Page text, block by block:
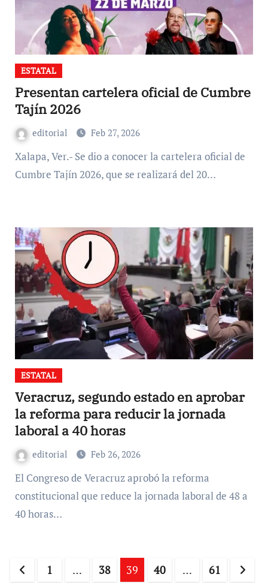
ESTATAL
Presentan cartelera oficial de Cumbre
Tajín 2026
editorial Feb 27, 2026
Xalapa, Ver.- Se dio a conocer la cartelera oficial de
Cumbre Tajín 2026, que se realizará del 20…
ESTATAL
Veracruz, segundo estado en aprobar
la reforma para reducir la jornada
laboral a 40 horas
editorial Feb 26, 2026
El Congreso de Veracruz aprobó la reforma
constitucional que reduce la jornada laboral de 48 a
40 horas…
Paginación
1 … 38 39 40 … 61